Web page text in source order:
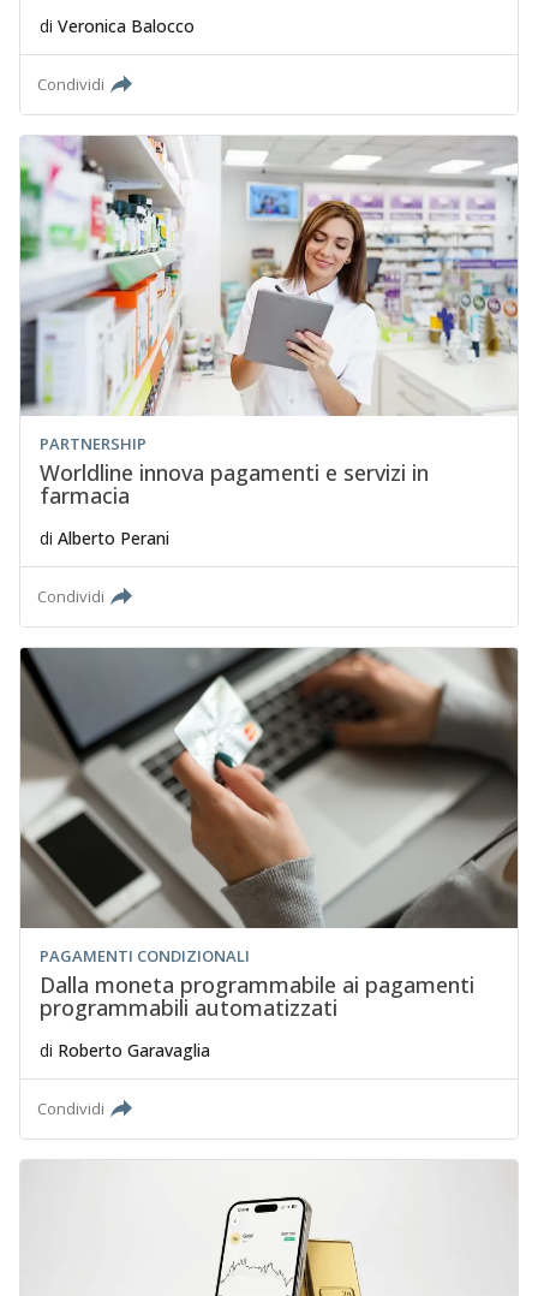
di Veronica Balocco
Condividi
PARTNERSHIP
Worldline innova pagamenti e servizi in
farmacia
di Alberto Perani
Condividi
PAGAMENTI CONDIZIONALI
Dalla moneta programmabile ai pagamenti
programmabili automatizzati
di Roberto Garavaglia
Condividi